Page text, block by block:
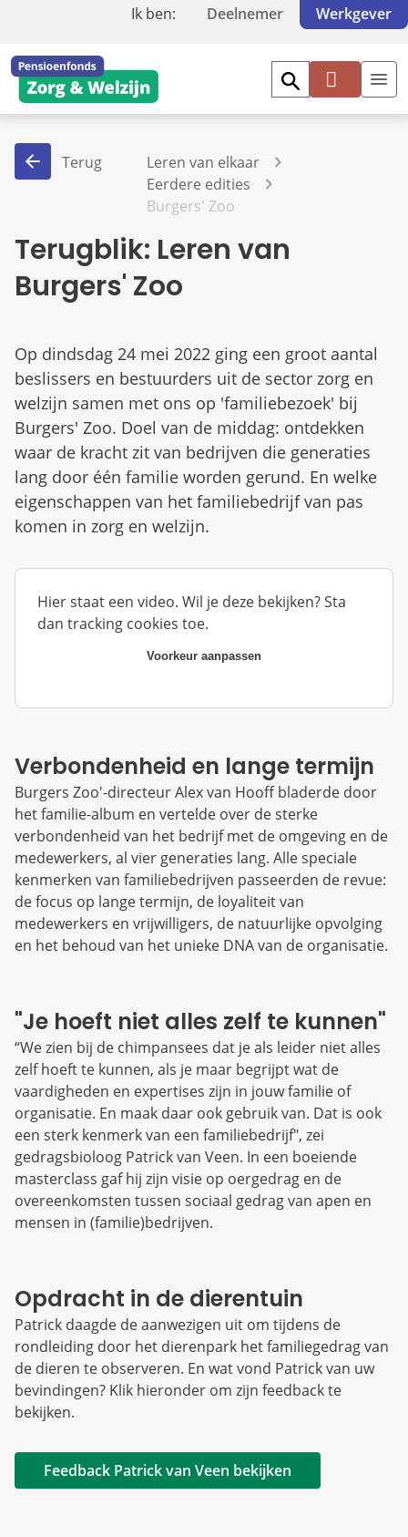
Ik ben: Deelnemer Werkgever
Inl
Terug
Leren van elkaar
Eerdere edities
Burgers' Zoo
Terugblik: Leren van
Burgers' Zoo
Op dindsdag 24 mei 2022 ging een groot aantal
beslissers en bestuurders uit de sector zorg en
welzijn samen met ons op 'familiebezoek' bij
Burgers' Zoo. Doel van de middag: ontdekken
waar de kracht zit van bedrijven die generaties
lang door één familie worden gerund. En welke
eigenschappen van het familiebedrijf van pas
komen in zorg en welzijn.
Hier staat een video. Wil je deze bekijken? Sta
dan tracking cookies toe.
Voorkeur aanpassen
Verbondenheid en lange termijn
Burgers Zoo'-directeur Alex van Hooff bladerde door
het familie-album en vertelde over de sterke
verbondenheid van het bedrijf met de omgeving en de
medewerkers, al vier generaties lang. Alle speciale
kenmerken van familiebedrijven passeerden de revue:
de focus op lange termijn, de loyaliteit van
medewerkers en vrijwilligers, de natuurlijke opvolging
en het behoud van het unieke DNA van de organisatie.
"Je hoeft niet alles zelf te kunnen"
“We zien bij de chimpansees dat je als leider niet alles
zelf hoeft te kunnen, als je maar begrijpt wat de
vaardigheden en expertises zijn in jouw familie of
organisatie. En maak daar ook gebruik van. Dat is ook
een sterk kenmerk van een familiebedrijf", zei
gedragsbioloog Patrick van Veen. In een boeiende
masterclass gaf hij zijn visie op oergedrag en de
overeenkomsten tussen sociaal gedrag van apen en
mensen in (familie)bedrijven.
Opdracht in de dierentuin
Patrick daagde de aanwezigen uit om tijdens de
rondleiding door het dierenpark het familiegedrag van
de dieren te observeren. En wat vond Patrick van uw
bevindingen? Klik hieronder om zijn feedback te
bekijken.
Feedback Patrick van Veen bekijken